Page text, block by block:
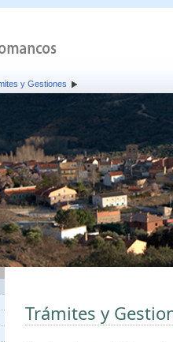
y Gestiones
Trámites y